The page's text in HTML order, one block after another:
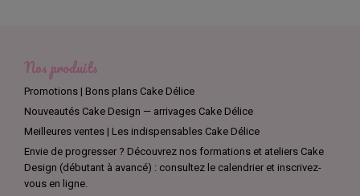
Nos produits
Promotions | Bons plans Cake Délice
Nouveautés Cake Design — arrivages Cake Délice
Meilleures ventes | Les indispensables Cake Délice
Envie de progresser ? Découvrez nos formations et ateliers Cake
Design (débutant à avancé) : consultez le calendrier et inscrivez-
vous en ligne.